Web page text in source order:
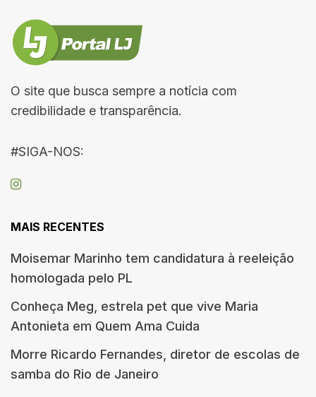
O site que busca sempre a notícia com
credibilidade e transparência.
#SIGA-NOS:
MAIS RECENTES
Moisemar Marinho tem candidatura à reeleição
homologada pelo PL
Conheça Meg, estrela pet que vive Maria
Antonieta em Quem Ama Cuida
Morre Ricardo Fernandes, diretor de escolas de
samba do Rio de Janeiro